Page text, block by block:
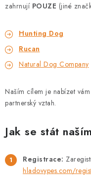
SLUŽBY
VÝMĚNA, VRÁCENÍ A
O nás Kontakty
Podmínky ochrany
FAQ
zahrnují POUZE (jiné
Hunting Dog
Rucan
Natural Dog Company
Naším cílem je nabízet
partnerský vztah.
Jak se stát
Registrace:
hladovypes.com/